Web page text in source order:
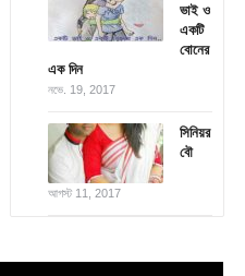
ভাই ও
একটি
বোনের
এক দিন
নভে. 19, 2017
সিনিয়র
বৌ
আগস্ট 11, 2017